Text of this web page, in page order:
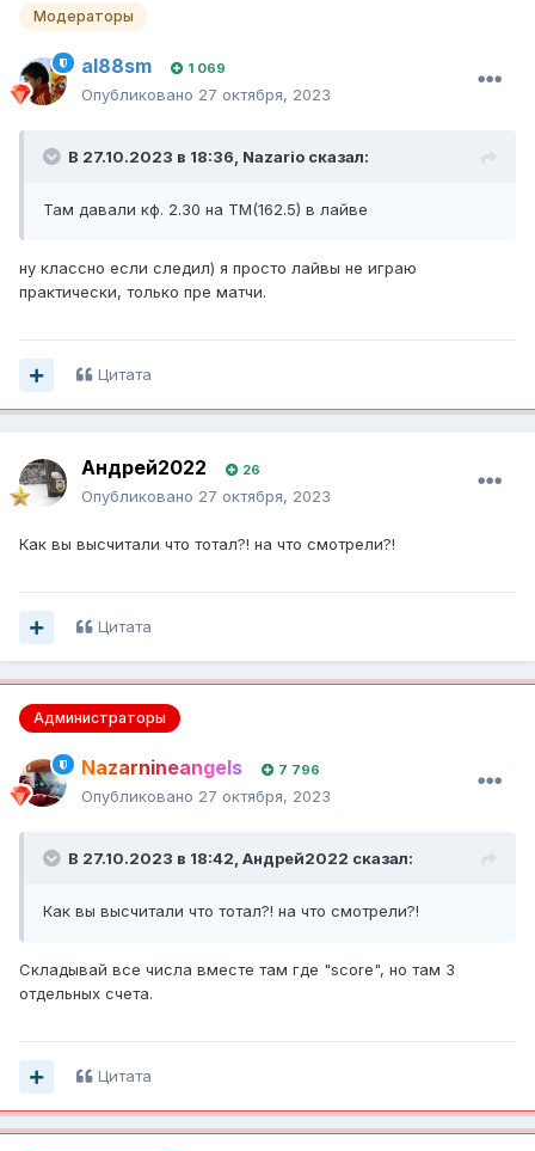
Модераторы
al88sm 1 069
Опубликовано 27 октября, 2023
В 27.10.2023 в 18:36, Nazario сказал:
Там давали кф. 2.30 на ТМ(162.5) в лайве
ну классно если следил) я просто лайвы не играю
практически, только пре матчи.
Цитата
Андрей2022 26
Опубликовано 27 октября, 2023
Как вы высчитали что тотал?! на что смотрели?!
Цитата
Администраторы
Nazarnineangels 7 796
Опубликовано 27 октября, 2023
В 27.10.2023 в 18:42, Андрей2022 сказал:
Как вы высчитали что тотал?! на что смотрели?!
Складывай все числа вместе там где "score", но там 3
отдельных счета.
Цитата